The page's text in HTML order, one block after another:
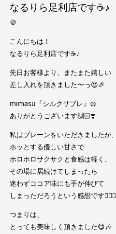
なるりら足利店です☕️♪
🍪
こんにちは！
なるりら足利店です☕️♪
先日お客様より、またまた嬉しい
差し入れを頂きました〜っ😍🎉
mimasu『シルクサブレ』🥨
ありがとうございます🙌🏻❣️
私はプレーンをいただきましたが、
ホッとする優しい甘さで
ホロホロサクサクと食感は軽く、
その場に居続けてしまったら
迷わずココア味にも手が伸びて
しまっただろうという感想です👍🏻🌈
つまりは、
とっても美味しく頂きました😋🎶